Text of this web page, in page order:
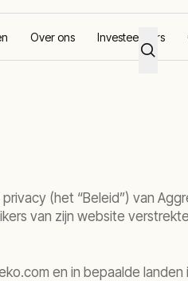
Over ons Investeerders
(het “Beleid”) van
van zijn website
en in bepaalde